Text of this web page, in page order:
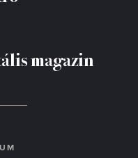
magazin